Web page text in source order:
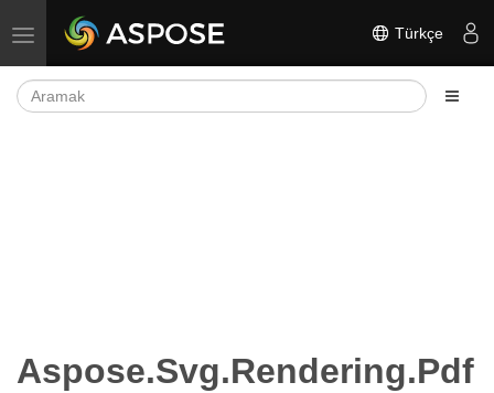
Gezinmeyi aç/kapat Türkçe
Aspose.Svg.Rendering.Pdf